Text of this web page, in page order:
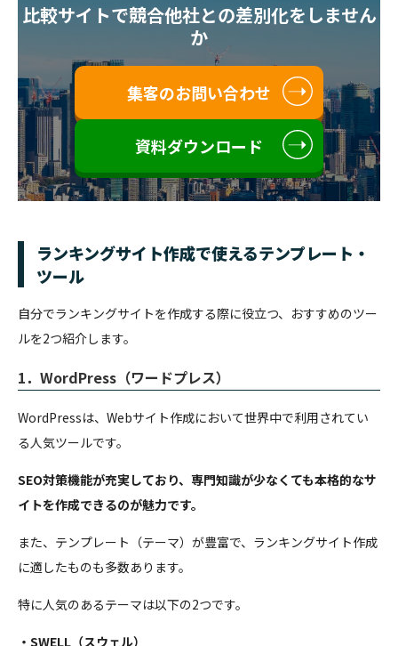
比較サイトで競合他社との差別化をしません
か
集客のお問い合わせ
資料ダウンロード
ランキングサイト作成で使えるテンプレート・
ツール
自分でランキングサイトを作成する際に役立つ、おすすめのツー
ルを2つ紹介します。
1． WordPress（ワードプレス）
WordPressは、Webサイト作成において世界中で利用されてい
る人気ツールです。
SEO対策機能が充実しており、専門知識が少なくても本格的なサ
イトを作成できるのが魅力です。
また、テンプレート（テーマ）が豊富で、ランキングサイト作成
に適したものも多数あります。
特に人気のあるテーマは以下の2つです。
・SWELL（スウェル）